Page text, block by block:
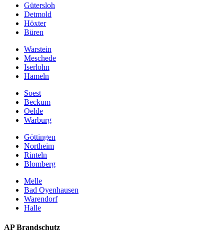
Gütersloh
Detmold
Höxter
Büren
Warstein
Meschede
Iserlohn
Hameln
Soest
Beckum
Oelde
Warburg
Göttingen
Northeim
Rinteln
Blomberg
Melle
Bad Oyenhausen
Warendorf
Halle
AP Brandschutz